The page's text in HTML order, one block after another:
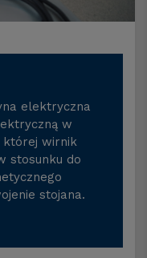
elektryczna
w
której wirnik
stosunku do
stojana.